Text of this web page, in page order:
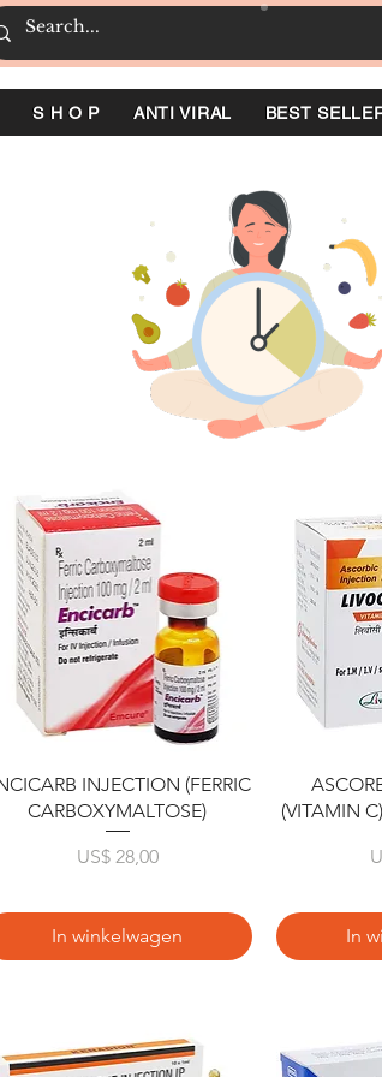
S H O P ANTI VIRAL BEST
Snel overzicht
INJECTION (FERRIC
CARBOXYMALTOSE)
Prijs
US$ 28,00
In winkelwagen
(VITAMIN
In